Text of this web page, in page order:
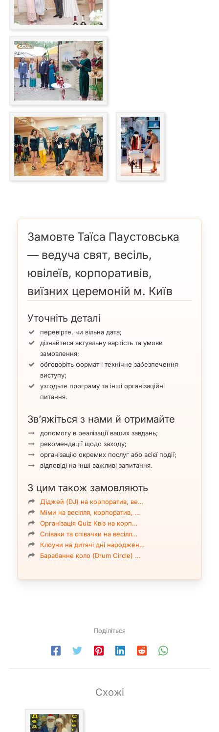
Замовте Таїса Паустовська
— ведуча свят, весіль,
ювілеїв, корпоративів,
виїзних церемоній м. Київ
Уточніть деталі
перевірте, чи вільна дата;
дізнайтеся актуальну вартість та умови
замовлення;
обговоріть формат і технічне забезпечення
виступу;
узгодьте програму та інші організаційні
питання.
Зв’яжіться з нами й отримайте
допомогу в реалізації ваших завдань;
рекомендації щодо заходу;
організацію окремих послуг або всієї події;
відповіді на інші важливі запитання.
З цим також замовляють
Діджей (DJ) на корпоратив, ве…
Міми на весілля, корпоратив, …
Організація Quiz Квіз на корп…
Співаки та співачки на весілл…
Клоуни на дитячі дні народжен…
Барабанне коло (Drum Circle) …
Поділіться
Схожі